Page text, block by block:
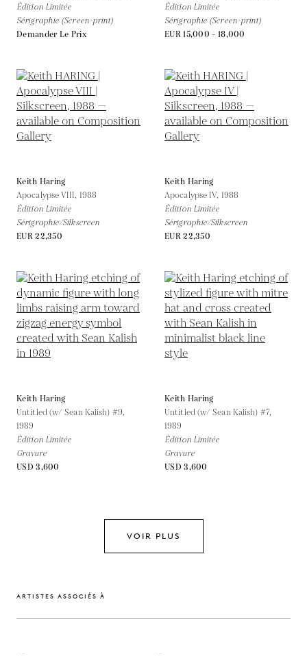
Édition Limitée
Sérigraphie (Screen-print)
Demander Le Prix
Édition Limitée
Sérigraphie (Screen-print)
EUR 15,000 - 18,000
Keith Haring
Apocalypse VIII, 1988
Édition Limitée
Sérigraphie/Silkscreen
EUR 22,350
Keith Haring
Apocalypse IV, 1988
Édition Limitée
Sérigraphie/Silkscreen
EUR 22,350
Keith Haring
Untitled (w/ Sean Kalish) #9,
1989
Édition Limitée
Gravure
USD 3,600
Keith Haring
Untitled (w/ Sean Kalish) #7,
1989
Édition Limitée
Gravure
USD 3,600
VOIR PLUS
ARTISTES ASSOCIÉS À